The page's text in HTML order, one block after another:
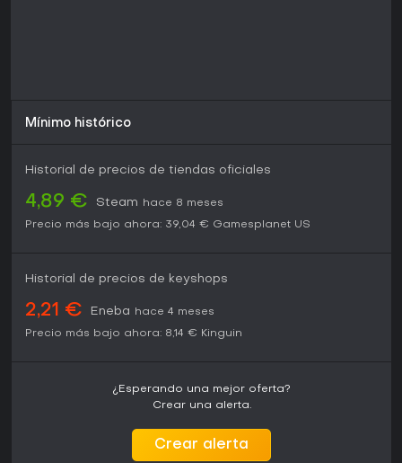
Mínimo histórico
Historial de precios de tiendas oficiales
4,89 € Steam
hace 8 meses
Precio más bajo ahora: 39,04 € Gamesplanet US
Historial de precios de keyshops
2,21 € Eneba
hace 4 meses
Precio más bajo ahora: 8,14 € Kinguin
¿Esperando una mejor oferta?
Crear una alerta.
Crear alerta